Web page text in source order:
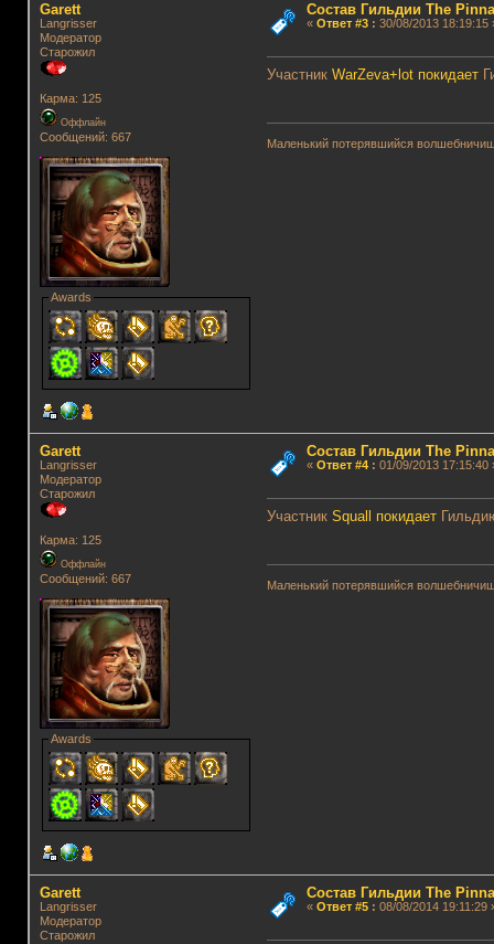
Garett
Langrisser
Модератор
Старожил
Карма: 125
Оффлайн
Сообщений: 667
Awards
Состав Гильдии The
« Ответ #3: 30/08/2013 18:19:15
УчастникWarZeva+lot покидает
Маленький потерявшийся
Garett
Langrisser
Модератор
Старожил
Карма: 125
Оффлайн
Сообщений: 667
Awards
Состав Гильдии The
« Ответ #4: 01/09/2013 17:15:40
УчастникSquall покидает
Маленький потерявшийся
Garett
Langrisser
Модератор
Старожил
Состав Гильдии The
« Ответ #5: 08/08/2014 19:11:29